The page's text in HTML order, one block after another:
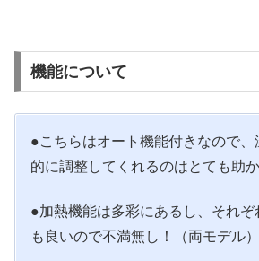
機能について
●こちらはオート機能付きなので、
的に調整してくれるのはとても助
●加熱機能は多彩にあるし、それぞ
も良いので不満無し！（両モデル）